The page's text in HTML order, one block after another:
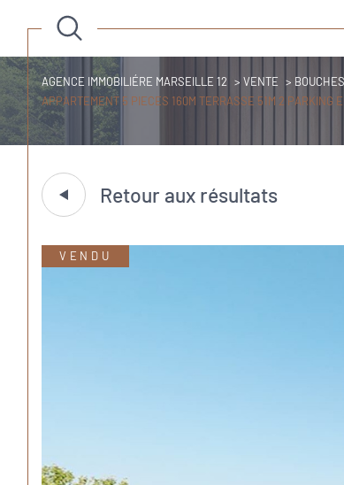
AGENCE IMMOBILIÉRE MARSEILLE 12 VENTE
APPARTEMENT 5 PIECES 160M TERRASSE 51M 2 PARKING
Retour aux résultats
VENDU